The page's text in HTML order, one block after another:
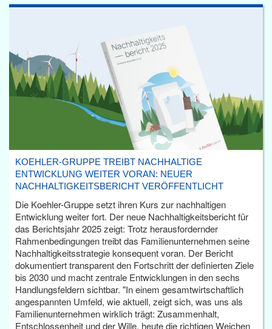
KOEHLER-GRUPPE TREIBT NACHHALTIGE
ENTWICKLUNG WEITER VORAN: NEUER
NACHHALTIGKEITSBERICHT VERÖFFENTLICHT
Die Koehler-Gruppe setzt ihren Kurs zur nachhaltigen
Entwicklung weiter fort. Der neue Nachhaltigkeitsbericht für
das Berichtsjahr 2025 zeigt: Trotz herausfordernder
Rahmenbedingungen treibt das Familienunternehmen seine
Nachhaltigkeitsstrategie konsequent voran. Der Bericht
dokumentiert transparent den Fortschritt der definierten Ziele
bis 2030 und macht zentrale Entwicklungen in den sechs
Handlungsfeldern sichtbar. "In einem gesamtwirtschaftlich
angespannten Umfeld, wie aktuell, zeigt sich, was uns als
Familienunternehmen wirklich trägt: Zusammenhalt,
Entschlossenheit und der Wille, heute die richtigen Weichen